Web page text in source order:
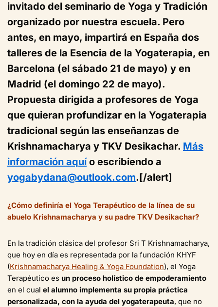
invitado del seminario de Yoga y Tradición
organizado por nuestra escuela. Pero
antes, en mayo, impartirá en España dos
talleres de la Esencia de la Yogaterapia, en
Barcelona (el sábado 21 de mayo) y en
Madrid (el domingo 22 de mayo).
Propuesta dirigida a profesores de Yoga
que quieran profundizar en la Yogaterapia
tradicional según las enseñanzas de
Krishnamacharya y TKV Desikachar. Más
información aquío escribiendo a
yogabydana@outlook.com.[/alert]
¿Cómo definiría el Yoga Terapéutico de la línea de su
abuelo Krishnamacharya y su padre TKV Desikachar?
En la tradición clásica del profesor Sri T Krishnamacharya,
que hoy en día es representada por la fundación KHYF
(Krishnamacharya Healing & Yoga Foundation), el Yoga
Terapéutico es un proceso holístico de empoderamiento
en el cual el alumno implementa su propia práctica
personalizada, con la ayuda del yogaterapeuta, que no